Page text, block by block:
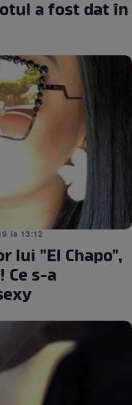
a fost dat în
la 13:12
lui "El Chapo",
s-a